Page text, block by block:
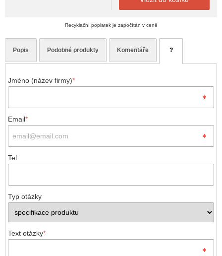
Recyklační poplatek je započítán v ceně
Popis Podobné produkty Komentáře ?
Jméno (název firmy)*
Email*
Tel.
Typ otázky
Text otázky*